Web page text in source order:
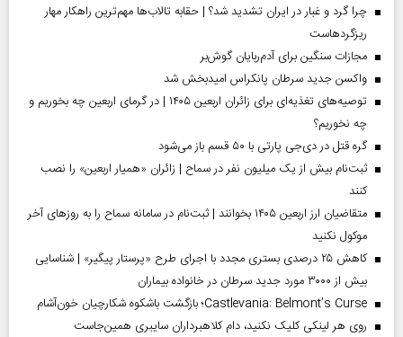
چرا گرد و غبار در ایران تشدید شد؟ | حقابه تالاب‌ها مهم‌ترین راهکار مهار
ریزگردهاست
مجازات سنگین برای آدم‌ربایان گوش‌بر
واکسن جدید سرطان پانکراس امیدبخش شد
توصیه‌های تغذیه‌ای برای زائران اربعین ۱۴۰۵ | در گرمای اربعین چه بخوریم و
چه نخوریم؟
گره قتل در دی‌جی پارتی با ۵۰ قسم باز می‌شود
ثبت‌نام بیش از یک میلیون نفر در سماح | زائران «همیار اربعین» را نصب
کنند
متقاضیان ارز اربعین ۱۴۰۵ بخوانند | ثبت‌نام در سامانه سماح را به روز‌های آخر
موکول نکنید
کاهش ۲۵ درصدی بستری مجدد با اجرای طرح «پرستار پیگیر» | شناسایی
بیش از ۳۰۰۰ مورد جدید سرطان در خانواده بیماران
Castlevania: Belmont’s Curse؛ بازگشت باشکوه شکارچیان خون‌آشام
روی هر لینکی کلیک نکنید، دام کلاهبرداران سایبری همین‌جاست